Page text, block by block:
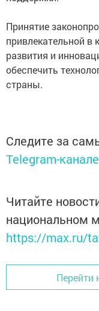
Принятие
привлекательной в
развития и
обеспечить
страны.​
Следите за
Telegram-канале
Читайте
национальном
https://max.ru/
Перейти